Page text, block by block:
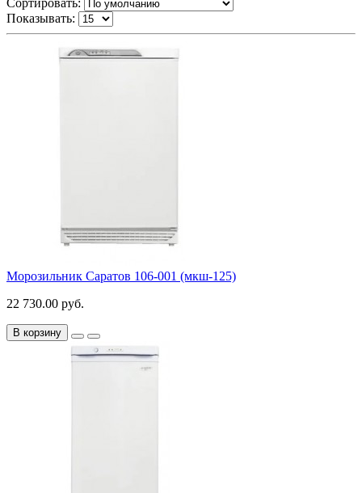
Показывать:
Морозильник Саратов 106-001 (мкш-125)
22 730.00 руб.
В корзину